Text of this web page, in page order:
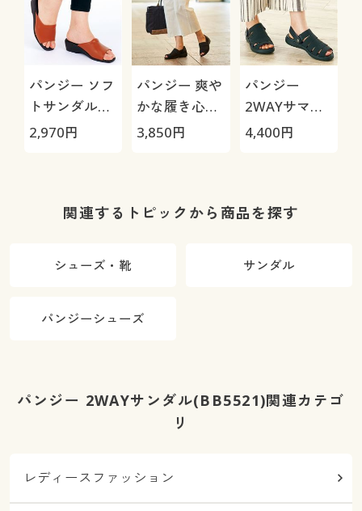
パンジー ソフ
トサンダル
(6810)/日本製
2,970円
パンジー 爽や
かな履き心地
のサマーシュ
3,850円
パンジー
2WAYサマー
サンダル
4,400円
関連するトピックから商品を探す
シューズ・靴 サンダル
パンジーシューズ
パンジー 2WAYサンダル(BB5521)関連カテゴ
リ
レディースファッション